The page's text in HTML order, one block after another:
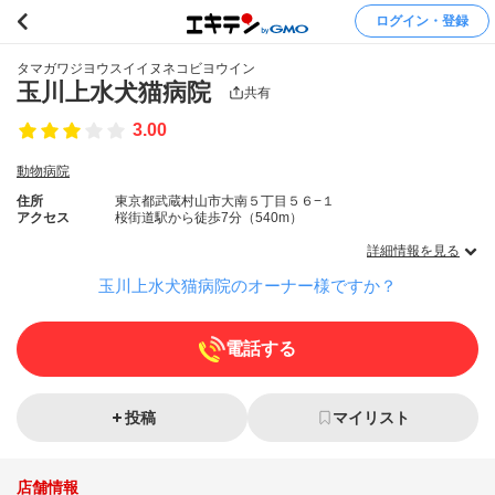
ログイン・登録
タマガワジヨウスイイヌネコビヨウイン
玉川上水犬猫病院 共有
3.00
動物病院
住所
東京都武蔵村山市大南５丁目５６−１
アクセス
桜街道駅から徒歩7分（540m）
詳細情報を見る
玉川上水犬猫病院のオーナー様ですか？
電話する
投稿 マイリスト
店舗情報